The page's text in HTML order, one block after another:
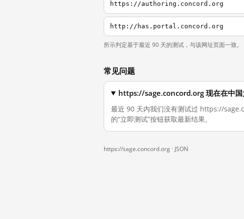
https://authoring.concord.org
http://has.portal.concord.org
所示判定基于最近 90 天的测试，与该网址页面一致。
常见问题
https://sage.concord.org 现在在中国
最近 90 天内我们没有测试过 https://
的“立即测试”按钮获取最新结果。
https://sage.concord.org · JSON